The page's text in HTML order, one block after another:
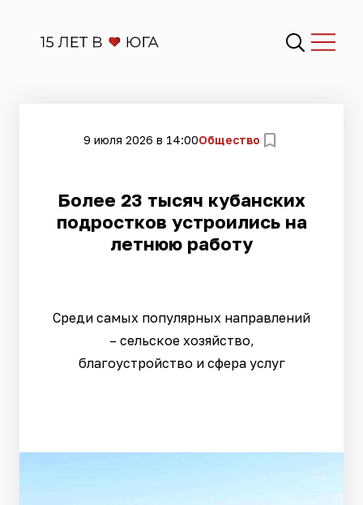
9 июля 2026 в 14:00Общество
Более 23 тысяч кубанских
подростков устроились на
летнюю работу
Среди самых популярных направлений
– сельское хозяйство,
благоустройство и сфера услуг